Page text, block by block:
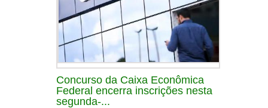
Concurso da Caixa Econômica
Federal encerra inscrições nesta
segunda-...